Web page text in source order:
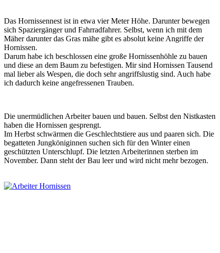
Das Hornissennest ist in etwa vier Meter Höhe. Darunter bewegen
sich Spaziergänger und Fahrradfahrer. Selbst, wenn ich mit dem
Mäher darunter das Gras mähe gibt es absolut keine Angriffe der
Hornissen.
Darum habe ich beschlossen eine große Hornissenhöhle zu bauen
und diese an dem Baum zu befestigen. Mir sind Hornissen Tausend
mal lieber als Wespen, die doch sehr angriffslustig sind. Auch habe
ich dadurch keine angefressenen Trauben.
Die unermüdlichen Arbeiter bauen und bauen. Selbst den Nistkasten
haben die Hornissen gesprengt.
Im Herbst schwärmen die Geschlechtstiere aus und paaren sich. Die
begatteten Jungköniginnen suchen sich für den Winter einen
geschützten Unterschlupf. Die letzten Arbeiterinnen sterben im
November. Dann steht der Bau leer und wird nicht mehr bezogen.